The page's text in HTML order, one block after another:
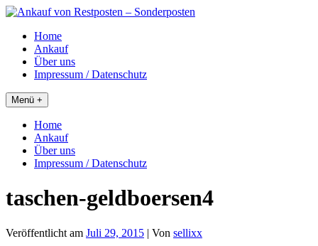
Skip
contentHome
Ankauf
Über uns
Impressum / Datenschutz
Menü +
Home
Ankauf
Über uns
Impressum / Datenschutz
taschen-geldboersen4
Veröffentlicht am Juli 29, 2015 | Von sellixx